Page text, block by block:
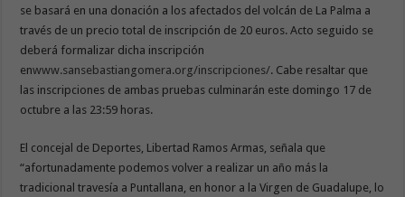
se basará en una donación a los afectados del volcán de La Palma a
través de un precio total de inscripción de 20 euros. Acto seguido se
deberá formalizar dicha inscripción
enwww.sansebastiangomera.org/inscripciones/. Cabe resaltar que
las inscripciones de ambas pruebas culminarán este domingo 17 de
octubre a las 23:59 horas.
El concejal de Deportes, Libertad Ramos Armas, señala que
“afortunadamente podemos volver a realizar un año más la
tradicional travesía a Puntallana, en honor a la Virgen de Guadalupe, lo